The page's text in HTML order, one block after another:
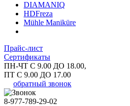
DIAMANIQ
HDFreza
Mühle Maniküre
Прайс-лист
Сертификаты
ПН-ЧТ С 9.00 ДО 18.00,
ПТ С 9.00 ДО 17.00
обратный звонок
8-977-789-29-02